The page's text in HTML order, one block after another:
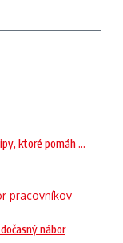
ktoré pomáh ...
nábor